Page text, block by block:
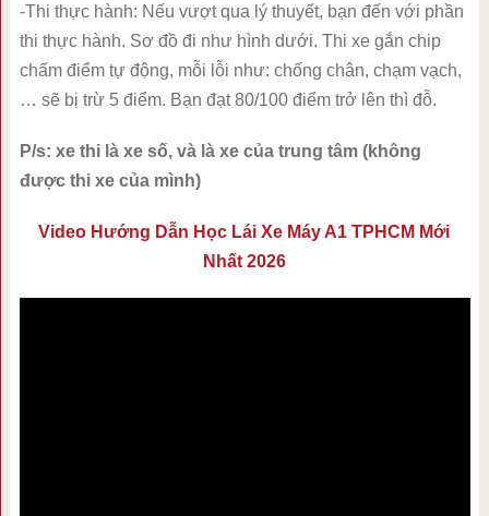
-Thi thực hành: Nếu vượt qua lý thuyết, bạn đến với phần
thi thực hành. Sơ đồ đi như hình dưới. Thi xe gắn chip
chấm điểm tự động, mỗi lỗi như: chống chân, chạm vạch,
… sẽ bị trừ 5 điểm. Bạn đạt 80/100 điểm trở lên thì đỗ.
P/s: xe thi là xe số, và là xe của trung tâm (không
được thi xe của mình)
Video Hướng Dẫn Học Lái Xe Máy A1 TPHCM Mới
Nhất 2026